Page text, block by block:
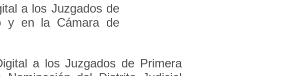
a los Juzgados de
y en la Cámara de
a los Juzgados de Primera